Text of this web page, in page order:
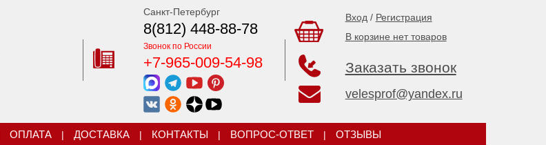
Санкт-Петербург
8(812) 448-88-78
Звонок по России
+7-965-009-54-98
Вход / Регистрация
В корзине нет товаров
Заказать звонок
velesprof@yandex.ru
ОПЛАТА | ДОСТАВКА | КОНТАКТЫ | ВОПРОС-ОТВЕТ | ОТЗЫВЫ